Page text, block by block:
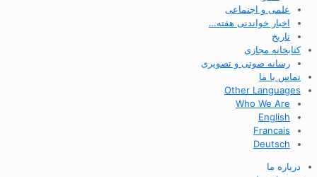
علمی و اجتماعی
اخبار خواندنی هفته…
تاریخ
کتابخانه مجازی
رسانه صوتی و تصویری
تماس با ما
Other Languages
Who We Are
English
Francais
Deutsch
درباره ما